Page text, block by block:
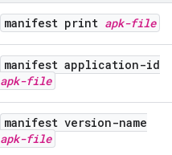
manifest print apk-file
manifest application-id
apk-file
manifest version-name
apk-file